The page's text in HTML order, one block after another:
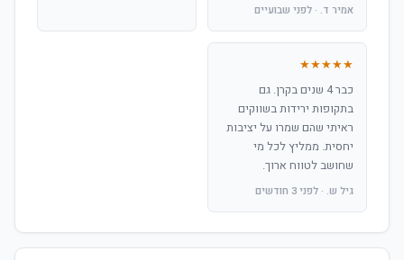
אמיר ד. · לפני שבועיים
★★★★★
כבר 4 שנים בקרן. גם
בתקופות ירידות בשווקים
ראיתי שהם שמרו על יציבות
יחסית. ממליץ לכל מי
שחושב לטווח ארוך.
גיל ש. · לפני 3 חודשים